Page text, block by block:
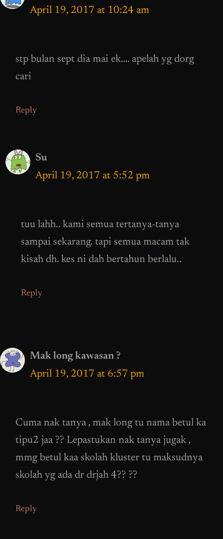
April 19, 2017 at 10:24 am
stp bulan sept dia mai ek…. apelah yg dorg
cari
Reply
Su
April 19, 2017 at 5:52 pm
tuu lahh.. kami semua tertanya-tanya
sampai sekarang. tapi semua macam tak
kisah dh. kes ni dah bertahun berlalu..
Reply
Mak long kawasan ?
April 19, 2017 at 6:57 pm
Cuma nak tanya , mak long tu nama betul ka
tipu2 jaa ?? Lepastukan nak tanya jugak ,
mmg betul kaa skolah kluster tu maksudnya
skolah yg ada dr drjah 4?? ??
Reply